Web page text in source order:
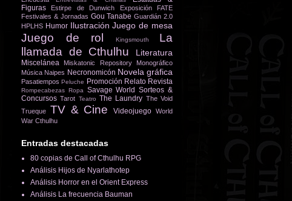
Figuras
Estirpe de Dunwich Exposición
FATE
Festivales & Jornadas Gou Tanabe Guardián 2.0
HPLHS Humor Ilustración Juego de mesa
Juego de rol Kingsmouth
La
llamada de Cthulhu
Literatura
Miscelánea Miskatonic Repository
Monográfico
Música Naipes Necronomicón Novela gráfica
Pasatiempos Peluche Promoción Relato Revista
Rompecabezas Ropa Savage World Sorteos &
Concursos Tarot Teatro The Laundry The Void
Trueque TV & Cine Videojuego World
War Cthulhu
Entradas destacadas
80 copias de Call of Cthulhu RPG
Análisis Hijos de Nyarlathotep
Análisis Horror en el Orient Express
Análisis La frecuencia Bauman